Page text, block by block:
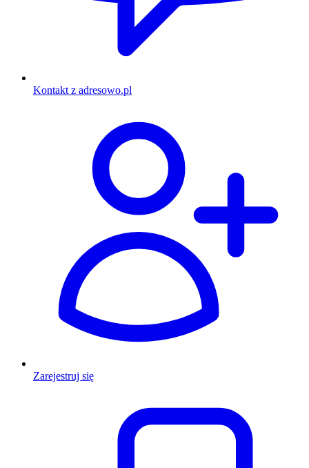
Kontakt z adresowo.pl
Zarejestruj się